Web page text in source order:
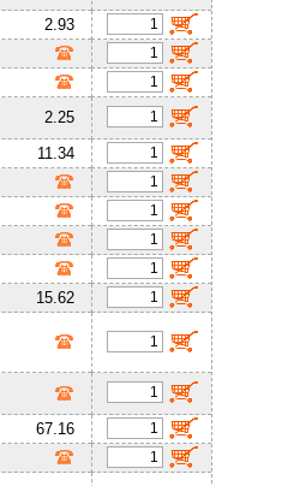
2.93
2.25
11.34
15.62
67.16